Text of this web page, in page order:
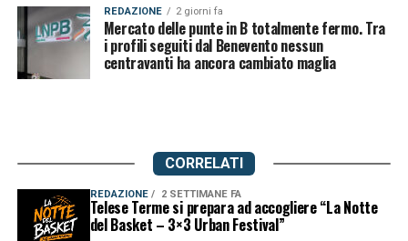
REDAZIONE 2 giorni fa
Mercato delle punte in B totalmente fermo. Tra
i profili seguiti dal Benevento nessun
centravanti ha ancora cambiato maglia
CORRELATI
REDAZIONE 2 SETTIMANE FA
Telese Terme si prepara ad accogliere “La Notte
del Basket – 3×3 Urban Festival”